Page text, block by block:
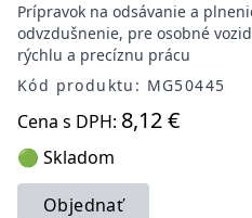
Prípravok na odsávanie a
odvzdušnenie, pre osobné
rýchlu a precíznu prácu
Kód produktu: MG50445
Cena s DPH: 8,12 €
🟢 Skladom
Objednať